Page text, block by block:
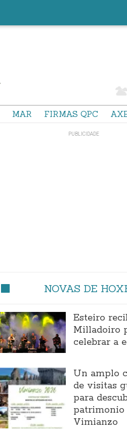
MAR FIRMAS QPC
NOVAS DE
Esteiro
Milladoiro
celebrar a
Un amplo
de visitas
para
patrimonio
Vimianzo